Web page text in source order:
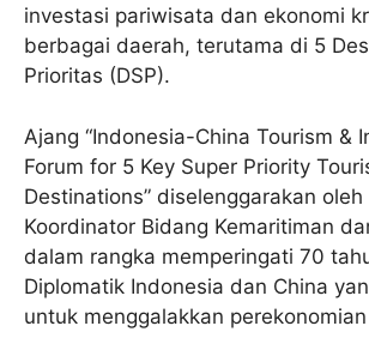
investasi pariwisata dan ekonomi
berbagai daerah, terutama di 5
Prioritas (DSP).
Ajang “Indonesia-China Tourism &
Forum for 5 Key Super Priority
Destinations” diselenggarakan
Koordinator Bidang Kemaritiman
dalam rangka memperingati 70
Diplomatik Indonesia dan China
untuk menggalakkan